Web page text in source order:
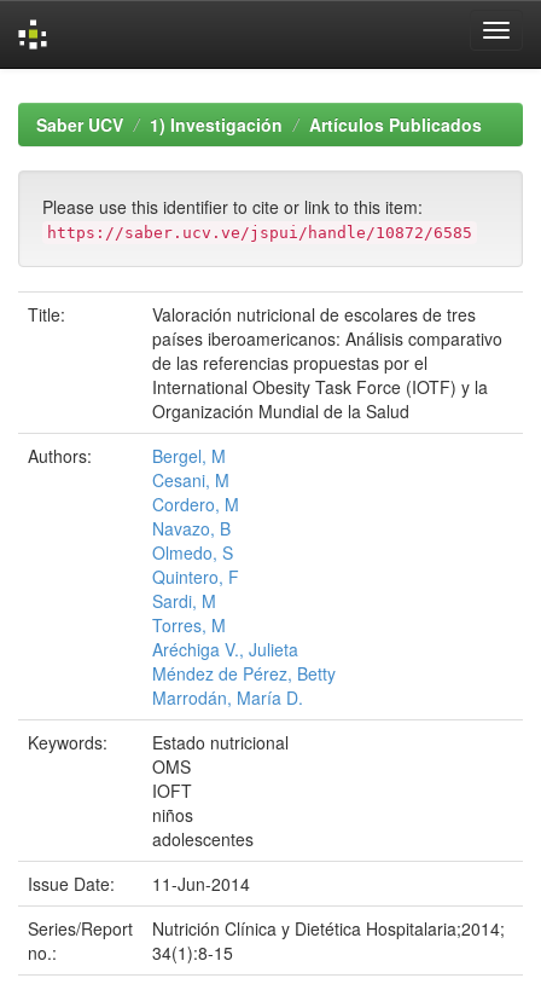
navigationSaber UCV 1) Investigación Artículos Publicados
Please use this identifier to cite or link to this item:
https://saber.ucv.ve/jspui/handle/10872/6585
Title:
Valoración nutricional de escolares de tres
países iberoamericanos: Análisis comparativo
de las referencias propuestas por el
International Obesity Task Force (IOTF) y la
Organización Mundial de la Salud
Authors:
Bergel, M
Cesani, M
Cordero, M
Navazo, B
Olmedo, S
Quintero, F
Sardi, M
Torres, M
Aréchiga V., Julieta
Méndez de Pérez, Betty
Marrodán, María D.
Keywords:
Estado nutricional
OMS
IOFT
niños
adolescentes
Issue Date:
11-Jun-2014
Series/Report
no.:
Nutrición Clínica y Dietética Hospitalaria;2014;
34(1):8-15